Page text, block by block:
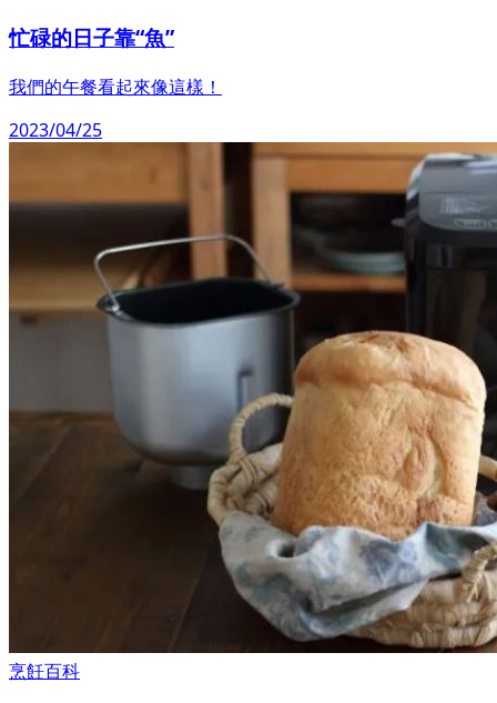
忙碌的日子靠“魚”
我們的午餐看起來像這樣！
2023/04/25
烹飪百科